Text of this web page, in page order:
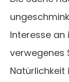
Interesse an
verwegenes
Natürlichkeit